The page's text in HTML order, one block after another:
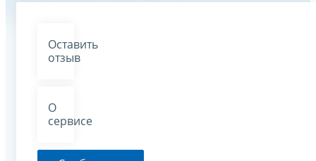
Оставить
отзыв
О
сервисе